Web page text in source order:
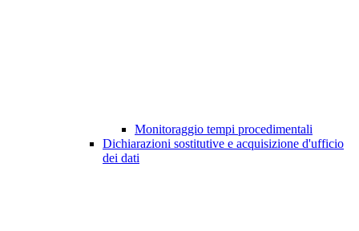
Monitoraggio tempi procedimentali
Dichiarazioni sostitutive e acquisizione d'ufficio
dei dati